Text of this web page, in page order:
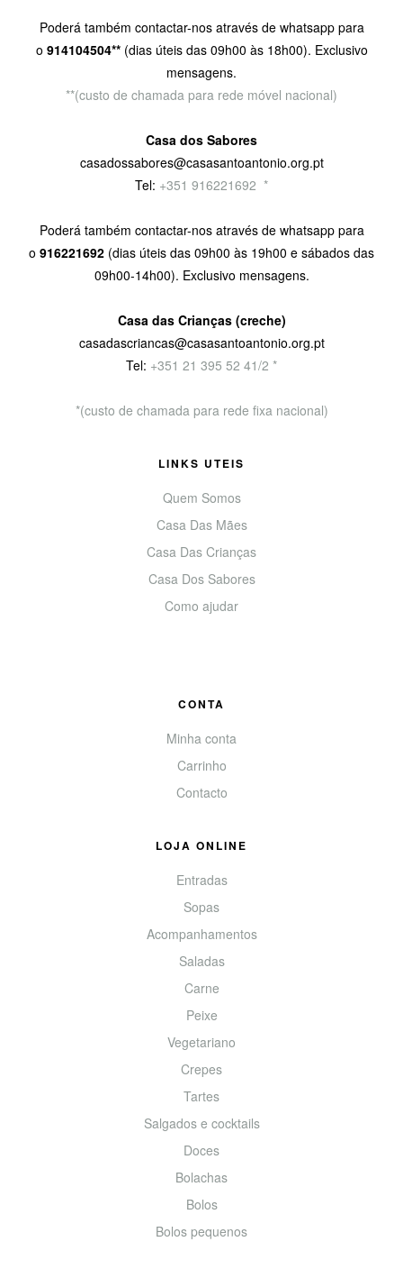
Poderá também contactar-nos através de whatsapp para
o 914104504** (dias úteis das 09h00 às 18h00). Exclusivo
mensagens.
**(custo de chamada para rede móvel nacional)
Casa dos Sabores
casadossabores@casasantoantonio.org.pt
Tel: +351 916221692 *
Poderá também contactar-nos através de whatsapp para
o 916221692 (dias úteis das 09h00 às 19h00 e sábados das
09h00-14h00). Exclusivo mensagens.
Casa das Crianças (creche)
casadascriancas@casasantoantonio.org.pt
Tel: +351 21 395 52 41/2 *
*(custo de chamada para rede fixa nacional)
LINKS UTEIS
Quem Somos
Casa Das Mães
Casa Das Crianças
Casa Dos Sabores
Como ajudar
CONTA
Minha conta
Carrinho
Contacto
LOJA ONLINE
Entradas
Sopas
Acompanhamentos
Saladas
Carne
Peixe
Vegetariano
Crepes
Tartes
Salgados e cocktails
Doces
Bolachas
Bolos
Bolos pequenos